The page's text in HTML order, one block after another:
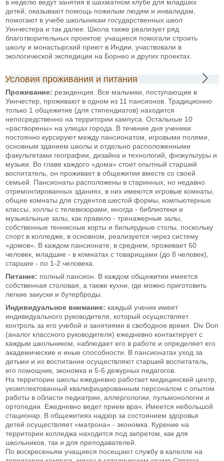
в неделю ведут занятия в шахматном клубе для младших
детей, оказывают помощь пожилым людям и инвалидам,
помогают в учебе школьникам государственных школ
Уинчестера и так далее. Школа также реализует ряд
благотворительных проектов: учащиеся помогали строить
школу и монастырский приют в Индии, участвовали в
экологической экспедиции на Борнео и других проектах.
Условия проживания и питания
Проживание: резиденция. Все мальчики, поступающие в
Уинчестер, проживают в одном из 11 пансионов. Традиционно
только 1 общежитие (для стипендиатов) находится
непосредственно на территории кампуса. Остальные 10
«растворены» на улицах города. В течение дня ученики
постоянно курсируют между пансионатом, игровыми полями,
основным зданием школы и отдельно расположенными
факультетами географии, дизайна и технологий, физкультуры и
музыки. Во главе каждого «дома» стоит опытный старший
воспитатель, он проживает в общежитии вместе со своей
семьей. Пансионаты расположены в старинных, но недавно
отремонтированных зданиях, в них имеются игровые комнаты,
общие комнаты для студентов шестой формы, компьютерные
классы, холлы с телевизорами, иногда - библиотеки и
музыкальные залы, как правило - тренажерные залы,
собственные теннисные корты и бильярдные столы, поскольку
спорт в колледже, в основном, реализуется через систему
«домов». В каждом пансионате, в среднем, проживает 60
человек, младшие - в комнатах с товарищами (до 8 человек),
старшие - по 1-2 человека.
Питание: полный пансион. В каждом общежитии имеется
собственная столовая, а также кухни, где можно приготовить
легкие закуски и бутерброды.
Индивидуальное внимание: каждый ученик имеет
индивидуального руководителя, который осуществляет
контроль за его учебой и занятиями в свободное время. Div Don
(аналог классного руководителя) ежедневно контактирует с
каждым школьником, наблюдает его в работе и определяет его
академические и иные способности. В пансионатах уход за
детьми и их воспитание осуществляют старший воспитатель,
его помощник, экономка и 5-6 дежурных педагогов.
На территории школы ежедневно работает медицинский центр,
укомплектованный квалифицированным персоналом с опытом
работы в области педиатрии, аллергологии, пульмонологии и
ортопедии. Ежедневно ведет прием врач. Имеется небольшой
стационар. В общежитиях надзор за состоянием здоровья
детей осуществляет «матрона» - экономка. Курение на
территории колледжа находится под запретом, как для
школьников, так и для преподавателей.
По воскресеньям учащиеся посещают службу в капелле на